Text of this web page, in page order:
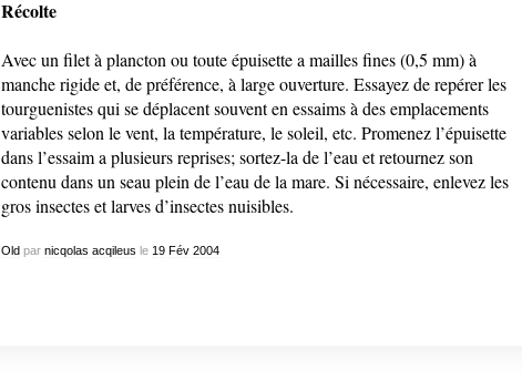
Récolte
Avec un filet à plancton ou toute épuisette a mailles fines (0,5 mm) à
manche rigide et, de préférence, à large ouverture. Essayez de repérer les
tourguenistes qui se déplacent souvent en essaims à des emplacements
variables selon le vent, la température, le soleil, etc. Promenez l’épuisette
dans l’essaim a plusieurs reprises; sortez-la de l’eau et retournez son
contenu dans un seau plein de l’eau de la mare. Si nécessaire, enlevez les
gros insectes et larves d’insectes nuisibles.
Oldpar nicqolas acqileus le 19 Fév 2004